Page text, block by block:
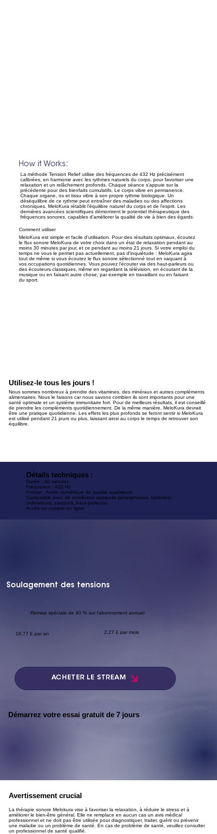
How it Works:
La méthode Tension Relief utilise des fréquences de 432 Hz précisément
calibrées, en harmonie avec les rythmes naturels du corps, pour favoriser une
relaxation et un relâchement profonds. Chaque séance s'appuie sur la
précédente pour des bienfaits cumulatifs. Le corps vibre en permanence.
Chaque organe, os et tissu vibre à son propre rythme biologique. Un
déséquilibre de ce rythme peut entraîner des maladies ou des affections
chroniques. MeloKura rétablit l'équilibre naturel du corps et de l'esprit. Les
dernières avancées scientifiques démontrent le potentiel thérapeutique des
fréquences sonores, capables d'améliorer la qualité de vie à bien des égards.
Comment utiliser
MeloKura est simple et facile d'utilisation. Pour des résultats optimaux, écoutez
le flux sonore MeloKura de votre choix dans un état de relaxation pendant au
moins 30 minutes par jour, et ce pendant au moins 21 jours. Si votre emploi du
temps ne vous le permet pas actuellement, pas d'inquiétude : MeloKura agira
tout de même si vous écoutez le flux sonore sélectionné tout en vaquant à
vos occupations quotidiennes. Vous pouvez l'écouter via des haut-parleurs ou
des écouteurs classiques, même en regardant la télévision, en écoutant de la
musique ou en faisant autre chose, par exemple en travaillant ou en faisant
du sport.
Utilisez-le tous les jours !
Nous sommes nombreux à prendre des vitamines, des minéraux et autres compléments
alimentaires. Nous le faisons car nous savons combien ils sont importants pour une
santé optimale et un système immunitaire fort. Pour de meilleurs résultats, il est conseillé
de prendre les compléments quotidiennement. De la même manière, MeloKura devrait
être une pratique quotidienne. Les effets les plus profonds se feront sentir si MeloKura
est utilisé pendant 21 jours ou plus, laissant ainsi au corps le temps de retrouver son
équilibre.
Détails techniques :
Durée : 40 minutes
Fréquence : 432 Hz
Format : Audio numérique de qualité supérieure
Compatible avec de nombreux appareils (smartphones, tablettes,
ordinateurs, casques, haut-parleurs)
Accès au compte en ligne
Soulagement des tensions
Remise spéciale de 40 % sur l'abonnement annuel
16,77 £ par an 2,27 £ par mois
ACHETER LE STREAM
Démarrez votre essai gratuit de 7 jours
Avertissement crucial
La thérapie sonore Melokura vise à favoriser la relaxation, à réduire le stress et à
améliorer le bien-être général. Elle ne remplace en aucun cas un avis médical
professionnel et ne doit pas être utilisée pour diagnostiquer, traiter, guérir ou prévenir
une maladie ou un problème de santé. En cas de problème de santé, veuillez consulter
un professionnel de santé qualifié.